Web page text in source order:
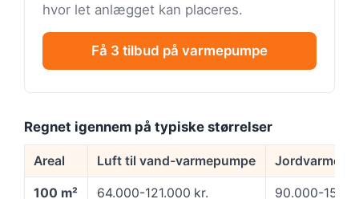
hvor let anlægget kan placeres.
Få 3 tilbud på varmepumpe
Regnet igennem på typiske størrelser
Areal Luft til vand-varmepumpe Jordvarme
100 m² 64.000-121.000 kr. 90.000-